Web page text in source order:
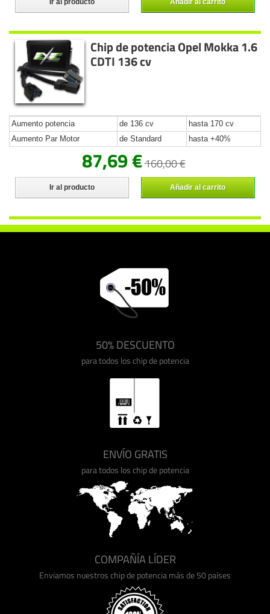
Chip de potencia Opel Mokka 1.6
CDTI 136 cv
Aumento potencia de 136 cv
hasta 170 cv
Aumento Par Motor
de Standard hasta +40%
87,69 €160,00 €
Ir al producto Añadir al carrito
50% DESCUENTO
para todos los chip de potencia
ENVÍO GRATIS
para todos los chip de potencia
COMPAÑÍA LÍDER
Enviamos nuestros chip de potencia más de 50 países